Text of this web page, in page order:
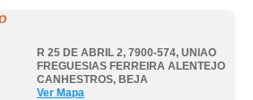
R 25 DE ABRIL 2, 7900-574, UNIAO
FREGUESIAS FERREIRA ALENTEJO
CANHESTROS, BEJA
Ver Mapa